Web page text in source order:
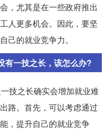
，尤其是在一些政府推出
人更多机会。因此，要坚
己的就业竞争力。
有一技之长，该怎么办?
技之长确实会增加就业难
路。首先，可以考虑通过
，提升自己的就业竞争